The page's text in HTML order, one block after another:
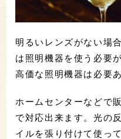
明るいレンズがない場
は照明機器を使う必要
高価な照明機器は必要
ホームセンターなどで
で対応出来ます。光の
イルを張り付けて使っ